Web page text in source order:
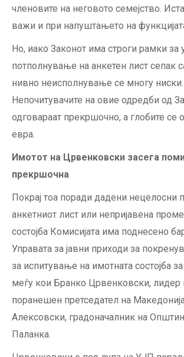
членовите на неговото семејство.
важи и при напуштањето на
Но, иако Законот има строги рамки за
потполнување на анкетен лист сепак
нивно неисполнување се многу ниски.
Непочитувачите на овие одредби од
одговараат прекршочно, а глобите се
евра.
Имотот на Црвенковски засега
прекршочна
Покрај тоа поради дадени нецелосни
анкетниот лист или непријавена
состојба Комисијата има поднесено
Управата за јавни приходи за
за испитување на имотната состојба
меѓу кои Бранко Црвенковски,
поранешен претседател на
Алексовски, градоначалник на
Паланка.